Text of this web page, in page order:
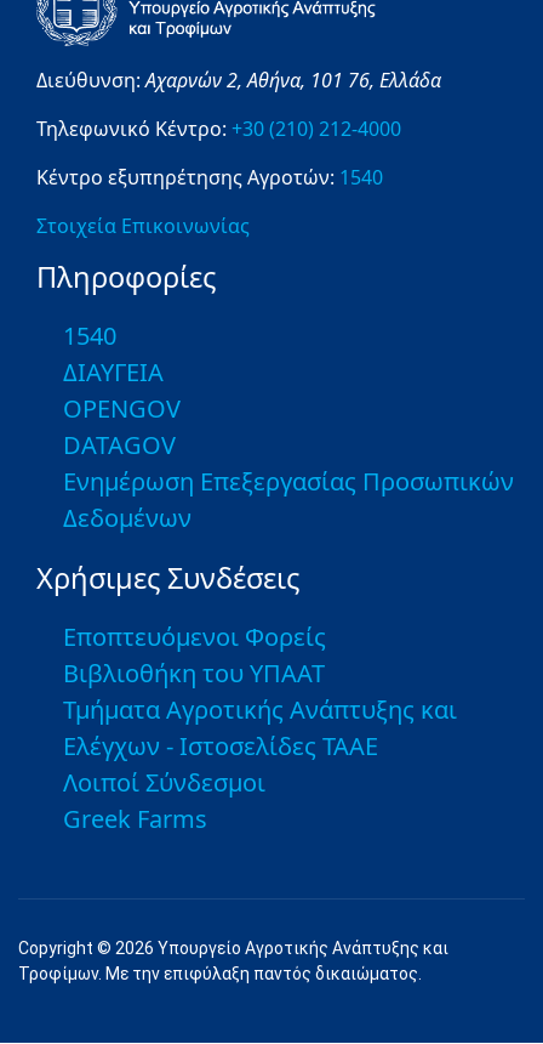
Διεύθυνση:Αχαρνών 2,Αθήνα, 101 76, Ελλάδα
Τηλεφωνικό Κέντρο: +30 (210) 212-4000
Κέντρο εξυπηρέτησης Αγροτών: 1540
Στοιχεία Επικοινωνίας
Πληροφορίες
1540
ΔΙΑΥΓΕΙΑ
OPENGOV
DATAGOV
Ενημέρωση Επεξεργασίας Προσωπικών
Δεδομένων
Χρήσιμες Συνδέσεις
Εποπτευόμενοι Φορείς
Βιβλιοθήκη του ΥΠΑΑΤ
Τμήματα Αγροτικής Ανάπτυξης και
Ελέγχων - Ιστοσελίδες ΤΑΑΕ
Λοιποί Σύνδεσμοι
Greek Farms
Copyright © 2026 Υπουργείο Αγροτικής Ανάπτυξης και
Τροφίμων. Με την επιφύλαξη παντός δικαιώματος.